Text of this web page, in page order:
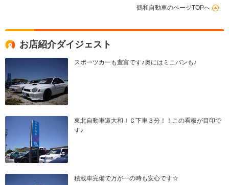
鶴和自動車のページTOPへ
お店紹介ダイジェスト
スポーツカーも豊富です♪奥にはミニバンも♪
東北自動車道大和ＩＣ下車３分！！この看板が目印で
す♪
積載車完備で万が一の時も安心です☆